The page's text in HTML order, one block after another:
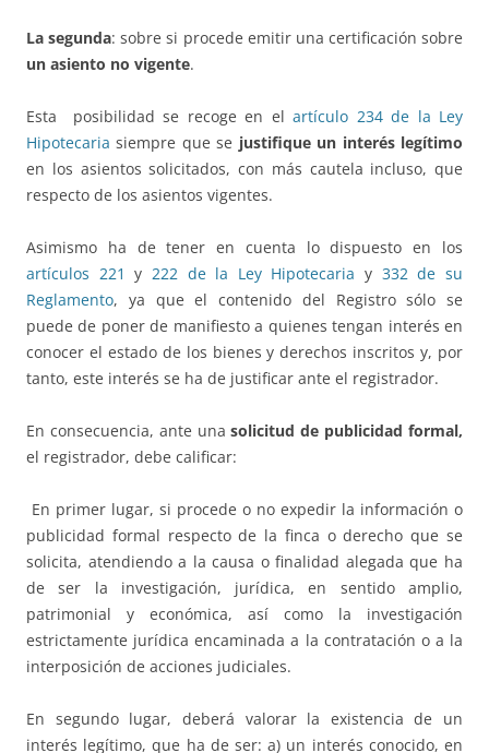
La segunda: sobre si procede emitir una certificación sobre
un asiento no vigente.
Esta posibilidad se recoge en elartículo 234 de la Ley
Hipotecaria siempre que se justifique un interés legítimo
en los asientos solicitados, con más cautela incluso, que
respecto de los asientos vigentes.
Asimismo ha de tener en cuenta lo dispuesto en los
artículos 221 y 222 de la Ley Hipotecaria y 332 de su
Reglamento, ya que el contenido del Registro sólo se
puede de poner de manifiesto a quienes tengan interés en
conocer el estado de los bienes y derechos inscritos y, por
tanto, este interés se ha de justificar ante el registrador.
En consecuencia, ante unasolicitud de publicidad formal,
el registrador, debe calificar:
En primer lugar, si procede o no expedir la información o
publicidad formal respecto de la finca o derecho que se
solicita, atendiendo a la causa o finalidad alegada que ha
de ser la investigación, jurídica, en sentido amplio,
patrimonial y económica, así como la investigación
estrictamente jurídica encaminada a la contratación o a la
interposición de acciones judiciales.
En segundo lugar, deberá valorar la existencia de un
interés legítimo, que ha de ser: a) un interés conocido, en